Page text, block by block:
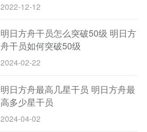
2022-12-12
明日方舟干员怎么突破50级 明日方
舟干员如何突破50级
2024-02-22
明日方舟最高几星干员 明日方舟最
高多少星干员
2024-04-02